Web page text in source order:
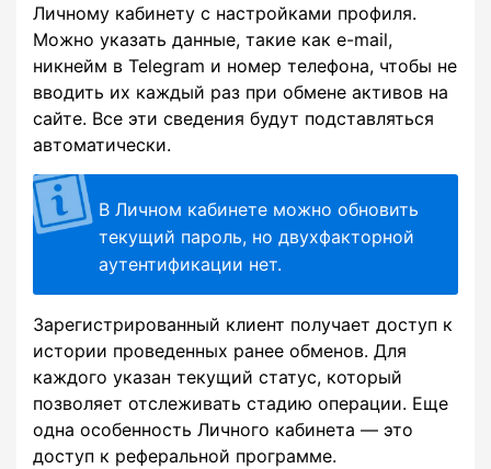
Личному кабинету с настройками профиля.
Можно указать данные, такие как e-mail,
никнейм в Telegram и номер телефона, чтобы не
вводить их каждый раз при обмене активов на
сайте. Все эти сведения будут подставляться
автоматически.
В Личном кабинете можно обновить
текущий пароль, но двухфакторной
аутентификации нет.
Зарегистрированный клиент получает доступ к
истории проведенных ранее обменов. Для
каждого указан текущий статус, который
позволяет отслеживать стадию операции. Еще
одна особенность Личного кабинета — это
доступ к реферальной программе.